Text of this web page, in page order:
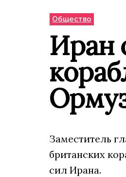
Общество
Иран
Заместитель
британских
сил Ирана.